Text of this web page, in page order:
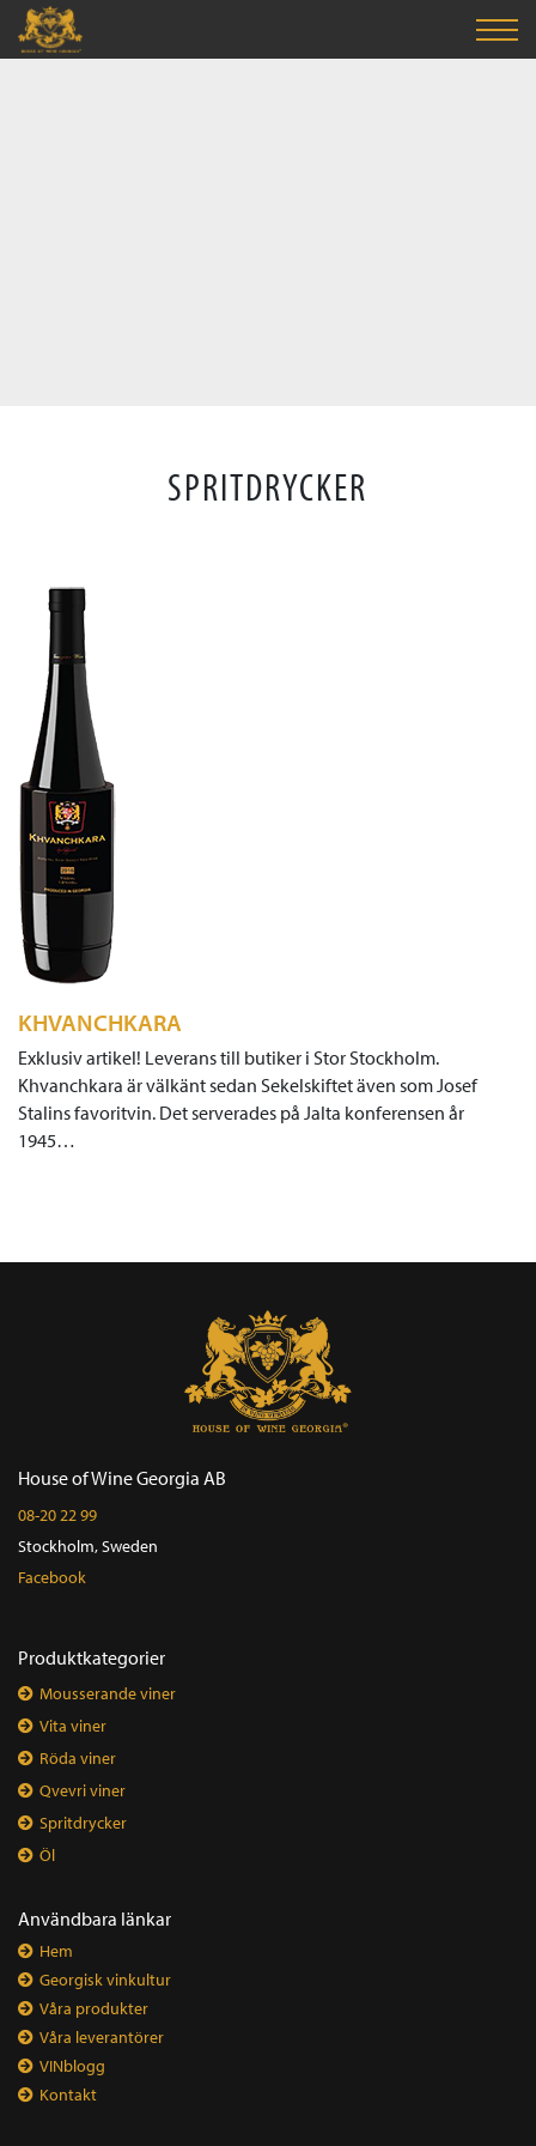
SPRITDRYCKER
KHVANCHKARA
Exklusiv artikel! Leverans till butiker i Stor Stockholm.
Khvanchkara är välkänt sedan Sekelskiftet även som Josef
Stalins favoritvin. Det serverades på Jalta konferensen år
1945…
House of Wine Georgia AB
08-20 22 99
Stockholm, Sweden
Facebook
Produktkategorier
Mousserande viner
Vita viner
Röda viner
Qvevri viner
Spritdrycker
Öl
Användbara länkar
Hem
Georgisk vinkultur
Våra produkter
Våra leverantörer
VINblogg
Kontakt